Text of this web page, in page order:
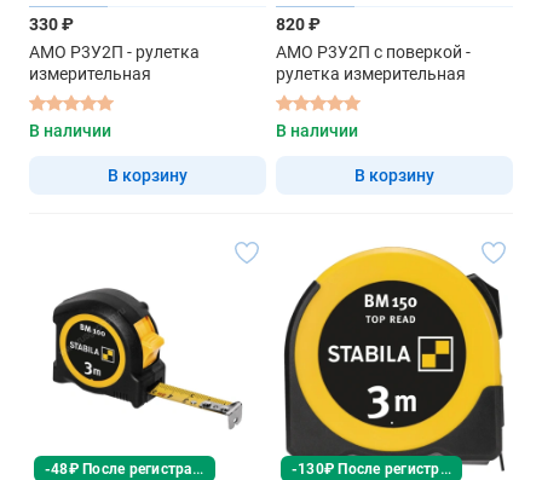
330 ₽
AMO Р3У2П - рулетка
измерительная
В наличии
В корзину
820 ₽
AMO Р3У2П с поверкой -
рулетка измерительная
В наличии
В корзину
-48₽ После регистрации -130₽ После регистрации